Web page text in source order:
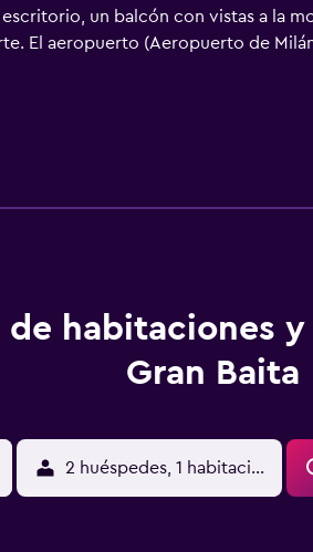
un balcón con vistas a la
El aeropuerto (Aeropuerto de
de habitaciones
Gran Baita
2 huéspedes, 1 habitación